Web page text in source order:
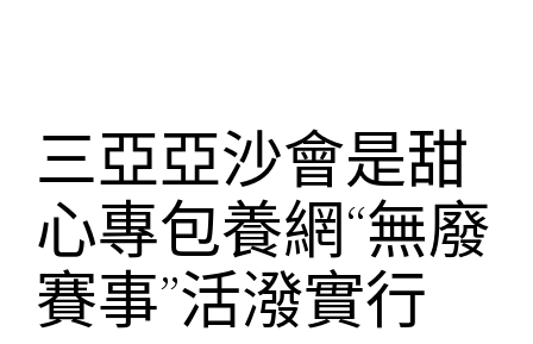
三亞亞沙會是甜
心專包養網“無廢
賽事”活潑實行